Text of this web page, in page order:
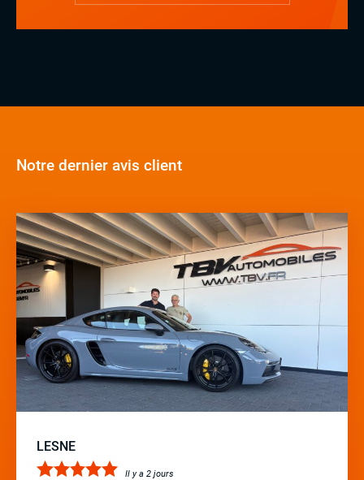
Notre dernier avis client
LESNE
Il y a 2 jours